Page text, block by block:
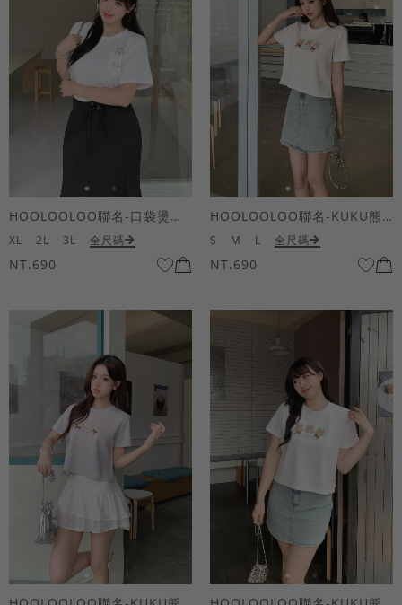
HOOLOOLOO聯名-口袋燙金KUKU熊短袖上衣
XL 2L 3L 全尺碼
NT.690
HOOLOOLOO聯名-KUKU熊蝴蝶結短袖上衣
S M L 全尺碼
NT.690